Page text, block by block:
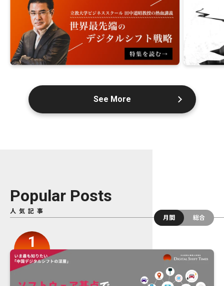
See More
Popular Posts
人気記事
月間
総合